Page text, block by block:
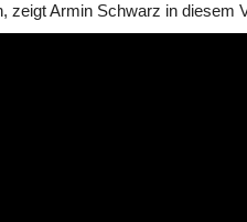
zeigt Armin Schwarz in diesem